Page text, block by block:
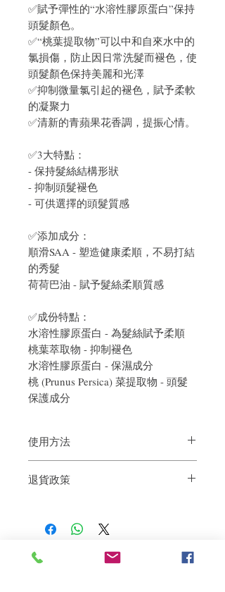
✅賦予彈性的“水溶性膠原蛋白”保持
頭髮顏色。
✅“桃葉提取物”可以中和自來水中的
氯損傷，防止因日常洗髮而褪色，使
頭髮顏色保持美麗和光澤
✅抑制微量氯引起的褪色，賦予柔軟
的凝聚力
✅清新的青蘋果花香調，提振心情。
✅3大特點：
- 保持髮絲結構形狀
- 抑制頭髮褪色
- 可供選擇的頭髮質感
✅添加成分：
順滑SAA - 塑造健康柔順，不易打結
的秀髮
荷荷巴油 - 賦予髮絲柔順質感
✅成份特點：
水溶性膠原蛋白 - 為髮絲賦予柔順
桃葉萃取物 - 抑制褪色
水溶性膠原蛋白 - 保濕成分
桃 (Prunus Persica) 菜提取物 - 頭髮
保護成分
使用方法
泡沫按摩頭皮及頭髮。然後沖洗乾淨。
退貨政策
到我們的產品後的前7天內通過電子郵件
費。謝謝。​
相關產品